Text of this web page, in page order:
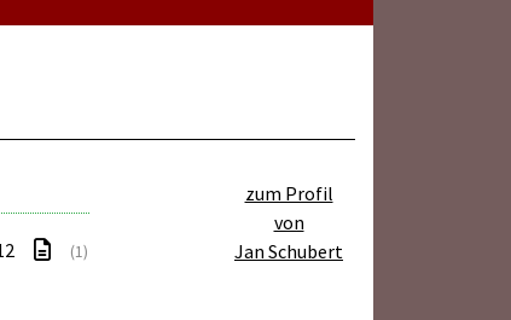
zum Profil
von
Jan Schubert
(1)